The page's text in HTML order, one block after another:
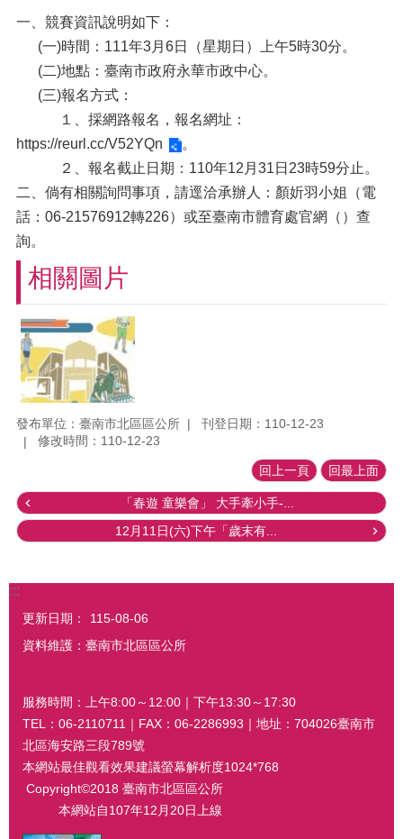
一、競賽資訊說明如下：
(一)時間：111年3月6日（星期日）上午5時30分。
(二)地點：臺南市政府永華市政中心。
(三)報名方式：
１、採網路報名，報名網址：
https://reurl.cc/V52YQn
。
２、報名截止日期：110年12月31日23時59分止。
二、倘有相關詢問事項，請逕洽承辦人：顏妡羽小姐（電
話：06-21576912轉226）或至臺南市體育處官網（）查
詢。
相關圖片
發布單位：臺南市北區區公所
刊登日期：110-12-23
修改時間：110-12-23
回上一頁 回最上面
「春遊 童樂會」 大手牽小手-...
12月11日(六)下午「歲末有...
:::
更新日期：
115-08-06
資料維護：臺南市北區區公所
服務時間：上午8:00～12:00｜下午13:30～17:30
TEL：06-2110711｜FAX：06-2286993｜地址：704026臺南市
北區海安路三段789號
本網站最佳觀看效果建議螢幕解析度1024*768
Copyright©2018 臺南市北區區公所
本網站自107年12月20日上線